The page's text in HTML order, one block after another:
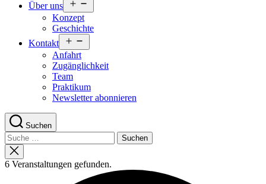
Über uns
öffnen
Konzept
Geschichte
Kontakt
öffnen
Anfahrt
Zugänglichkeit
Team
Praktikum
Newsletter abonnieren
Suchen
Suche
nach:
Suche
schließen
6 Veranstaltungen gefunden.